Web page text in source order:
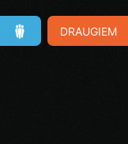
DRAUGIEM